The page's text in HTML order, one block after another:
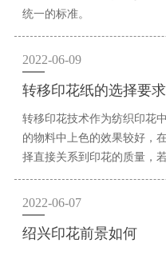
统一的标准。
2022-06-09
转移印花纸的选择要求
转移印花技术作为纺织印花
的物料中上色的效果较好，
择直接关系到印花的质量，
2022-06-07
绍兴印花前景如何